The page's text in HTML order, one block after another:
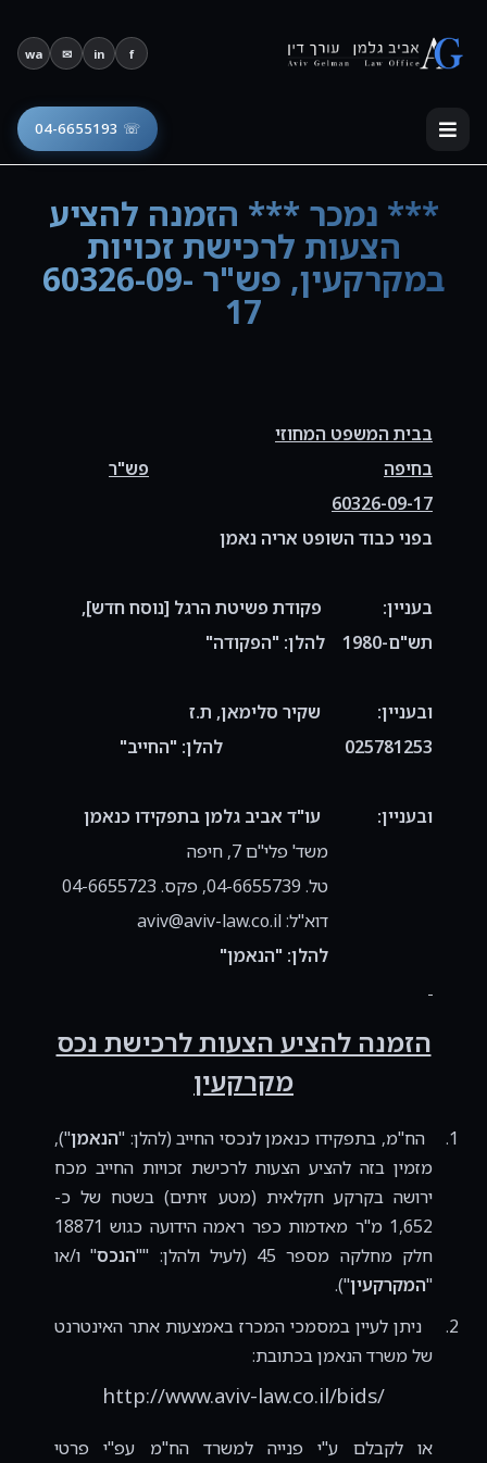
פתח סרגל נגישות
☏ 04-6655193
f
in
✉
wa
*** נמכר *** הזמנה להציע
הצעות לרכישת זכויות
במקרקעין, פש"ר 60326-09-
17
בבית המשפט המחוזי
בחיפה
פש"ר
60326-09-17
בפני כבוד השופט אריה נאמן
בעניין: פקודת פשיטת הרגל [נוסח חדש],
תש"ם-1980 להלן: "הפקודה"
ובעניין: שקיר סלימאן, ת.ז
025781253 להלן: "החייב"
ובעניין: עו"ד אביב גלמן בתפקידו כנאמן
משד' פלי"ם 7, חיפה
טל. 04-6655739, פקס. 04-6655723
דוא"ל:aviv@aviv-law.co.il
להלן: "הנאמן"
הזמנה להציע הצעות לרכישת נכס
מקרקעין
1. הח"מ, בתפקידו כנאמן לנכסי החייב (להלן: "הנאמן"),
מזמין בזה להציע הצעות לרכישת זכויות החייב מכח
ירושה בקרקע חקלאית (מטע זיתים) בשטח של כ-
1,652 מ"ר מאדמות כפר ראמה הידועה כגוש 18871
חלק מחלקה מספר 45 (לעיל ולהלן: ""
הנכס" ו/או
"המקרקעין").
2.
ניתן לעיין במסמכי המכרז באמצעות אתר האינטרנט
של משרד הנאמן בכתובת:
http://www.aviv-law.co.il/bids/
או לקבלם ע"י פנייה למשרד הח"מ עפ"י פרטי